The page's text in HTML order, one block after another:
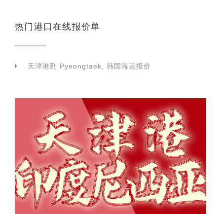
热门港口在线报价单
天津港到 Pyeongtaek, 韩国海运报价